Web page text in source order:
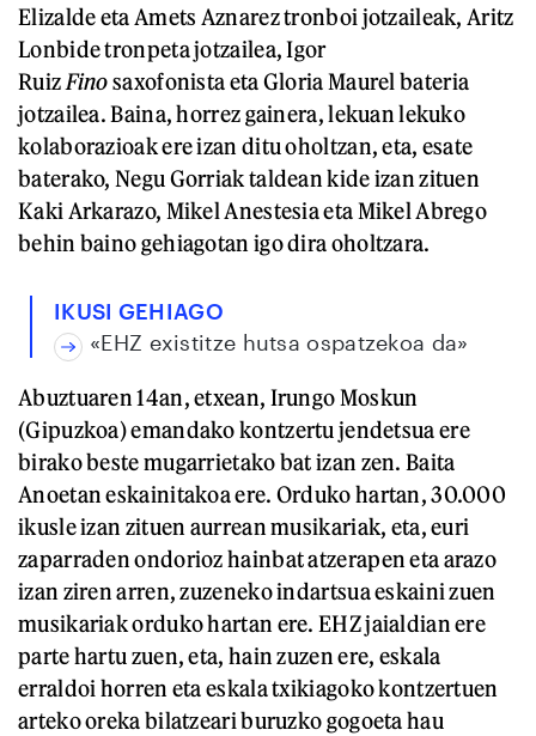
Elizalde eta Amets Aznarez tronboi jotzaileak, Aritz
Lonbide tronpeta jotzailea, Igor
Ruiz Finosaxofonista eta Gloria Maurel bateria
jotzailea. Baina, horrez gainera, lekuan lekuko
kolaborazioak ere izan ditu oholtzan, eta, esate
baterako, Negu Gorriak taldean kide izan zituen
Kaki Arkarazo, Mikel Anestesia eta Mikel Abrego
behin baino gehiagotan igo dira oholtzara.
IKUSI GEHIAGO
«EHZ existitze hutsa ospatzekoa da»
Abuztuaren 14an, etxean, Irungo Moskun
(Gipuzkoa) emandako kontzertu jendetsua ere
birako beste mugarrietako bat izan zen. Baita
Anoetan eskainitakoa ere. Orduko hartan, 30.000
ikusle izan zituen aurrean musikariak, eta, euri
zaparraden ondorioz hainbat atzerapen eta arazo
izan ziren arren, zuzeneko indartsua eskaini zuen
musikariak orduko hartan ere. EHZ jaialdian ere
parte hartu zuen, eta, hain zuzen ere, eskala
erraldoi horren eta eskala txikiagoko kontzertuen
arteko oreka bilatzeari buruzko gogoeta hau